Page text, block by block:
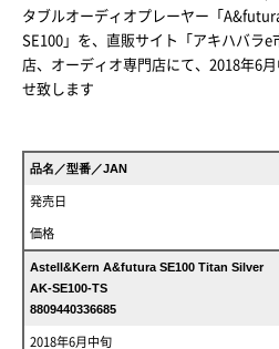
タブルオーディオプレーヤー「
SE100」を、直販サイト「アキハバラ
店、オーディオ専門店にて、2018年6
せ致します
品名／型番／JAN
発売日
価格
Astell&Kern A&futura SE100 Titan Silver
AK-SE100-TS
8809440336685
2018年6月中旬